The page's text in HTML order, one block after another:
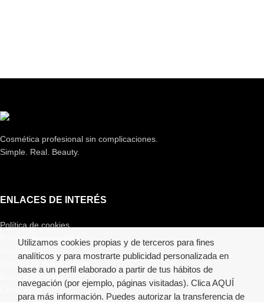
Cosmética profesional sin complicaciones.
Simple. Real. Beauty.
ENLACES DE INTERÉS
Política de cookies
Política de privacidad
Aviso legal
Cambios y devoluciones
Envío y Entrega
Canal ético
Utilizamos cookies propias y de terceros para fines
analíticos y para mostrarte publicidad personalizada en
base a un perfil elaborado a partir de tus hábitos de
navegación (por ejemplo, páginas visitadas). ClicaAQUÍ
para más información. Puedes autorizar la transferencia de